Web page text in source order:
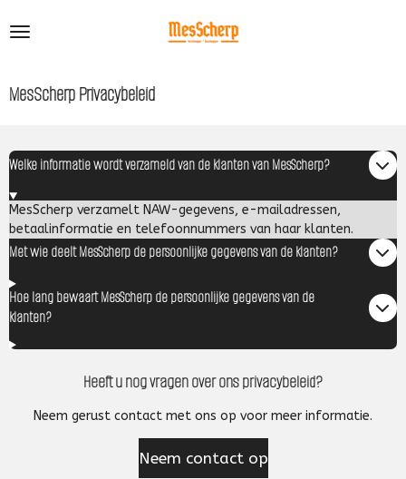
direct
hoofdinhoud
MesScherp Privacybeleid
Welke informatie wordt verzameld van de klanten van MesScherp?
MesScherp verzamelt NAW-gegevens, e-mailadressen,
betaalinformatie en telefoonnummers van haar klanten.
Met wie deelt MesScherp de persoonlijke gegevens van de klanten?
Hoe lang bewaart MesScherp de persoonlijke gegevens van de
klanten?
Heeft u nog vragen over ons privacybeleid?
Neem gerust contact met ons op voor meer informatie.
Neem contact op